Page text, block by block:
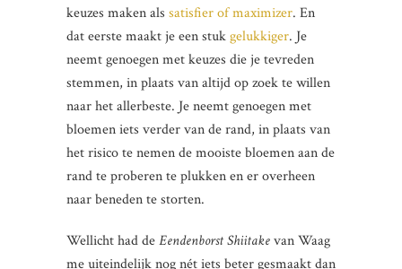
keuzes maken als satisfier of maximizer. En
dat eerste maakt je een stukgelukkiger. Je
neemt genoegen met keuzes die je tevreden
stemmen, in plaats van altijd op zoek te willen
naar het allerbeste. Je neemt genoegen met
bloemen iets verder van de rand, in plaats van
het risico te nemen de mooiste bloemen aan de
rand te proberen te plukken en er overheen
naar beneden te storten.
Wellicht had deEendenborst Shiitakevan Waag
me uiteindelijk nog nét iets beter gesmaakt dan